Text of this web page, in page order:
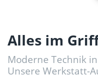
Alles im
Moderne Technik
Unsere Werkstatt-